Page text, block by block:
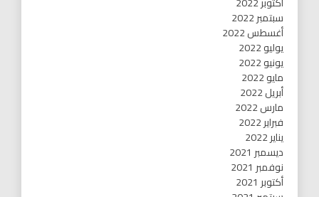
سبتمبر 2022
أغسطس 2022
يوليو 2022
يونيو 2022
مايو 2022
أبريل 2022
مارس 2022
فبراير 2022
يناير 2022
ديسمبر 2021
نوفمبر 2021
أكتوبر 2021